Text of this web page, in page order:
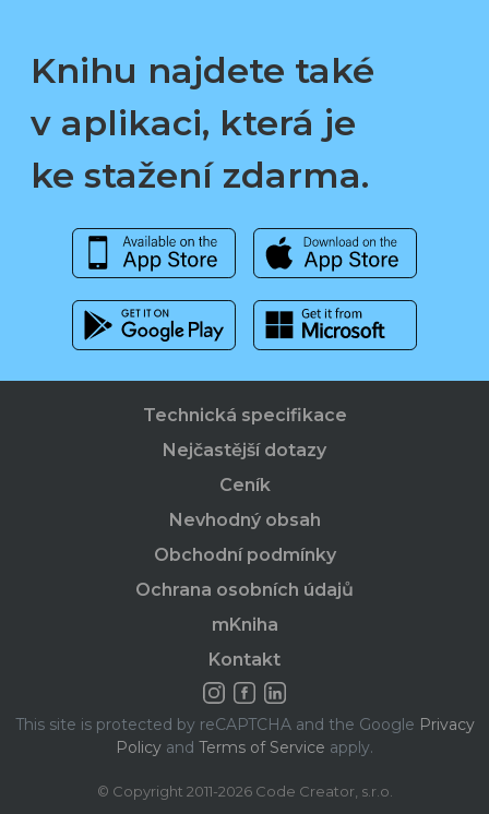
Knihu najdete také
v aplikaci, která je
ke stažení zdarma.
Technická specifikace
Nejčastější dotazy
Ceník
Nevhodný obsah
Obchodní podmínky
Ochrana osobních údajů
mKniha
Kontakt
This site is protected by reCAPTCHA and the Google Privacy
Policy and Terms of Service apply.
© Copyright 2011-2026 Code Creator, s.r.o.